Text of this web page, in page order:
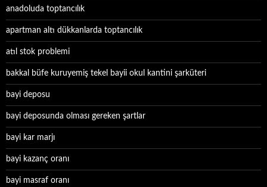
anadoluda toptancılık
apartman altı dükkanlarda toptancılık
atıl stok problemi
bakkal büfe kuruyemiş tekel bayii okul kantini şarküteri
bayi deposu
bayi deposunda olması gereken şartlar
bayi kar marjı
bayi kazanç oranı
bayi masraf oranı